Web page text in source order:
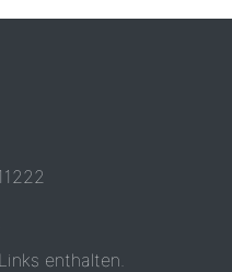
enthalten.